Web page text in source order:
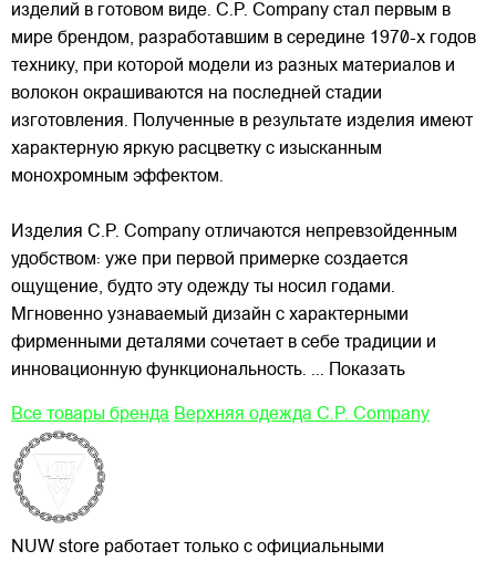
изделий в готовом виде. C.P. Company стал первым в
мире брендом, разработавшим в середине 1970-х годов
технику, при которой модели из разных материалов и
волокон окрашиваются на последней стадии
изготовления. Полученные в результате изделия имеют
характерную яркую расцветку с изысканным
монохромным эффектом.
Изделия C.P. Company отличаются непревзойденным
удобством: уже при первой примерке создается
ощущение, будто эту одежду ты носил годами.
Мгновенно узнаваемый дизайн с характерными
фирменными деталями сочетает в себе традиции и
инновационную функциональность. ... Показать
Все товары бренда Верхняя одежда C.P. Company
NUW store работает только с официальными